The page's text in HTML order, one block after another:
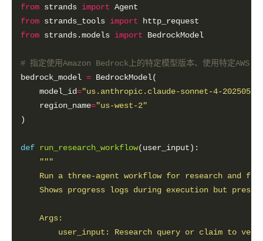
from strands import
from strands_tools import
from strands.models import
# 指定使用Amazon Bedrock上的特定模型版本、使用特定AWS
bedrock_model =
    model_id
="us.anthropic.claude-sonnet-4-
    region_name
="us-west-2"
def run_research_workflow